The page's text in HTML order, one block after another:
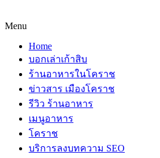
Menu
Home
บอกเล่าเก้าสิบ
ร้านอาหารในโคราช
ข่าวสาร เมืองโคราช
รีวิว ร้านอาหาร
เมนูอาหาร
โคราช
บริการลงบทความ SEO